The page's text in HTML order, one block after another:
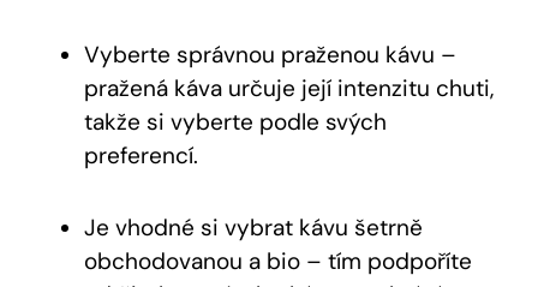
Vyberte správnou praženou kávu –
pražená káva určuje její intenzitu chuti,
takže si vyberte podle svých
preferencí.
Je vhodné si vybrat kávu šetrně
obchodovanou a bio – tím podpoříte